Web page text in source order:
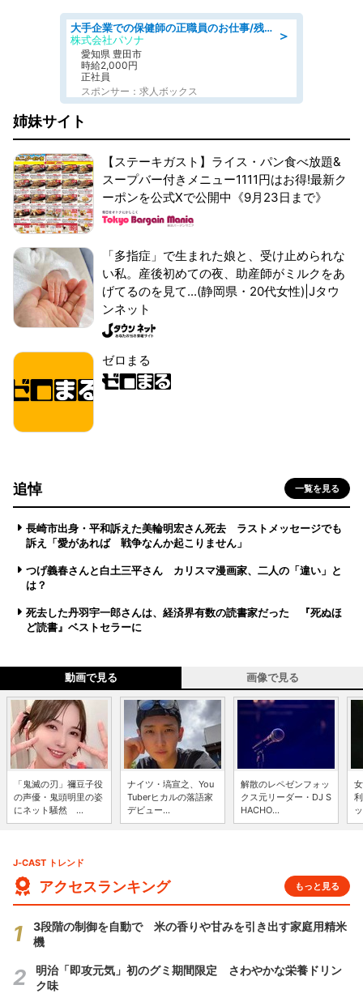
＞
大手企業での保健師の正職員のお仕事/残業なし/要資格:保健師
株式会社パソナ
愛知県 豊田市
時給2,000円
正社員
スポンサー：求人ボックス
姉妹サイト
【ステーキガスト】ライス・パン食べ放題&
スープバー付きメニュー1111円はお得!最新ク
ーポンを公式Xで公開中《9月23日まで》
「多指症」で生まれた娘と、受け止められな
い私。産後初めての夜、助産師がミルクをあ
げてるのを見て...(静岡県・20代女性)|Jタウ
ンネット
ゼロまる
追悼 一覧を見る
長崎市出身・平和訴えた美輪明宏さん死去 ラストメッセージでも
訴え「愛があれば 戦争なんか起こりません」
つげ義春さんと白土三平さん カリスマ漫画家、二人の「違い」と
は？
死去した丹羽宇一郎さんは、経済界有数の読書家だった 『死ぬほ
ど読書』ベストセラーに
動画で見る 画像で見る
「鬼滅の刃」禰豆子役
の声優・鬼頭明里の姿
にネット騒然 ...
ナイツ・塙宣之、You
Tuberヒカルの落語家
デビュー...
解散のレペゼンフォッ
クス元リーダー・DJ S
HACHO...
J-CAST トレンド
アクセスランキング もっと見る
3段階の制御を自動で 米の香りや甘みを引き出す家庭用精米
機
明治「即攻元気」初のグミ期間限定 さわやかな栄養ドリン
ク味